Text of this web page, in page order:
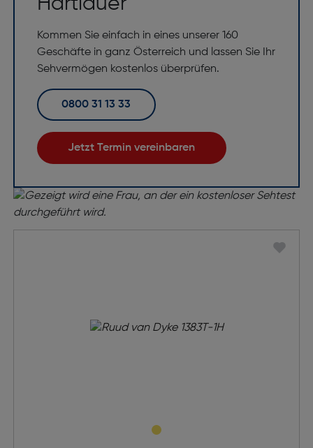
Hartlauer
Kommen Sie einfach in eines unserer 160
Geschäfte in ganz Österreich und lassen Sie Ihr
Sehvermögen kostenlos überprüfen.
0800 31 13 33
Jetzt Termin vereinbaren